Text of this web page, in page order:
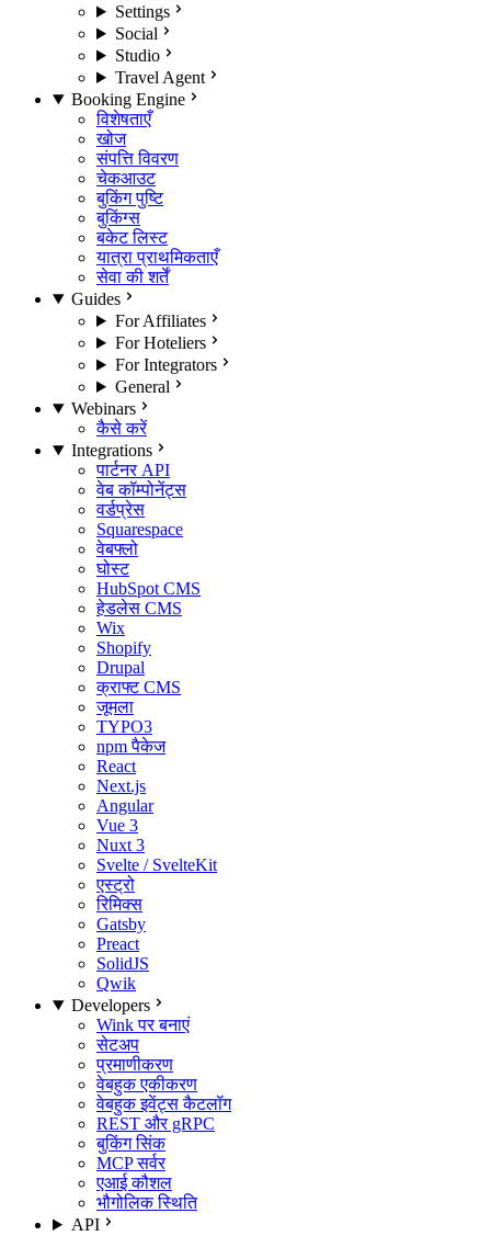
Settings
Social
Studio
Travel Agent
Booking Engine
विशेषताएँ
खोज
संपत्ति विवरण
चेकआउट
बुकिंग पुष्टि
बुकिंग्स
बकेट लिस्ट
यात्रा प्राथमिकताएँ
सेवा की शर्तें
Guides
For Affiliates
For Hoteliers
For Integrators
General
Webinars
कैसे करें
Integrations
पार्टनर API
वेब कॉम्पोनेंट्स
वर्डप्रेस
Squarespace
वेबफ्लो
घोस्ट
HubSpot CMS
हेडलेस CMS
Wix
Shopify
Drupal
क्राफ्ट CMS
जूमला
TYPO3
npm पैकेज
React
Next.js
Angular
Vue 3
Nuxt 3
Svelte / SvelteKit
एस्ट्रो
रिमिक्स
Gatsby
Preact
SolidJS
Qwik
Developers
Wink पर बनाएं
सेटअप
प्रमाणीकरण
वेबहुक एकीकरण
वेबहुक इवेंट्स कैटलॉग
REST और gRPC
बुकिंग सिंक
MCP सर्वर
एआई कौशल
भौगोलिक स्थिति
API